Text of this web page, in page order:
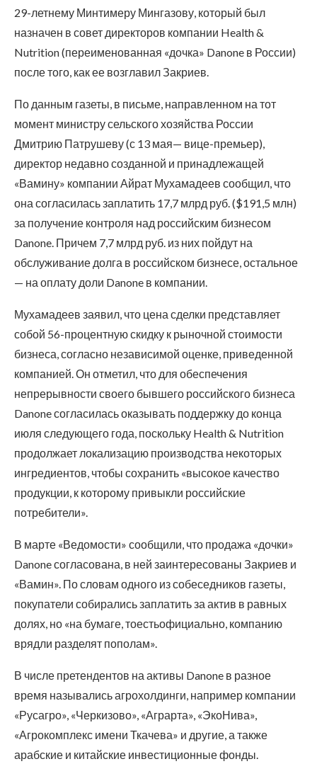
29-летнему Минтимеру Мингазову, который был
назначен в совет директоров компании Health &
Nutrition (переименованная «дочка» Danone в России)
после того, как ее возглавил Закриев.
По данным газеты, в письме, направленном на тот
момент министру сельского хозяйства России
Дмитрию Патрушеву (с 13 мая— вице-премьер),
директор недавно созданной и принадлежащей
«Вамину» компании Айрат Мухамадеев сообщил, что
она согласилась заплатить 17,7 млрд руб. ($191,5 млн)
за получение контроля над российским бизнесом
Danone. Причем 7,7 млрд руб. из них пойдут на
обслуживание долга в российском бизнесе, остальное
— на оплату доли Danone в компании.
Мухамадеев заявил, что цена сделки представляет
собой 56-процентную скидку к рыночной стоимости
бизнеса, согласно независимой оценке, приведенной
компанией. Он отметил, что для обеспечения
непрерывности своего бывшего российского бизнеса
Danone согласилась оказывать поддержку до конца
июля следующего года, поскольку Health & Nutrition
продолжает локализацию производства некоторых
ингредиентов, чтобы сохранить «высокое качество
продукции, к которому привыкли российские
потребители».
В марте «Ведомости» сообщили, что продажа «дочки»
Danone согласована, в ней заинтересованы Закриев и
«Вамин». По словам одного из собеседников газеты,
покупатели собирались заплатить за актив в равных
долях, но «на бумаге, тоестьофициально, компанию
врядли разделят пополам».
В числе претендентов на активы Danone в разное
время назывались агрохолдинги, например компании
«Русагро», «Черкизово», «Аграрта», «ЭкоНива»,
«Агрокомплекс имени Ткачева» и другие, а также
арабские и китайские инвестиционные фонды.